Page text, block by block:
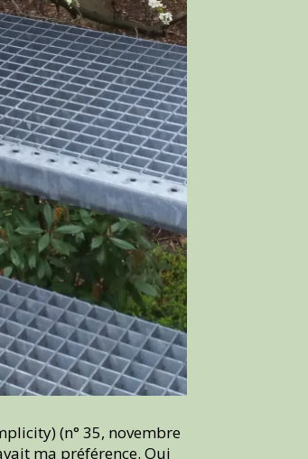
(n° 35, novembre
ma préférence. Oui